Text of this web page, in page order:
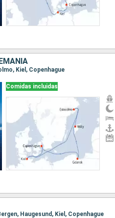
Kiel, Copenhague
Comidas incluidas
Haugesund, Kiel, Copenhague